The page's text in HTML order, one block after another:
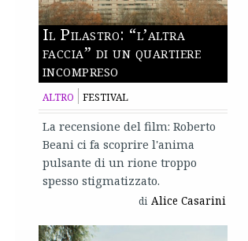
Il Pilastro: “l’altra
faccia” di un quartiere
incompreso
ALTRO FESTIVAL
La recensione del film: Roberto
Beani ci fa scoprire l'anima
pulsante di un rione troppo
spesso stigmatizzato.
di Alice Casarini